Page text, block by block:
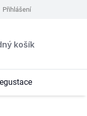
Moje objednávka
Přihlášení
košík